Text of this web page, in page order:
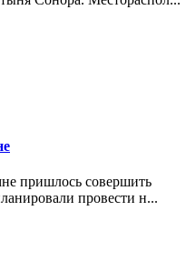
пришлось совершить
провести н...